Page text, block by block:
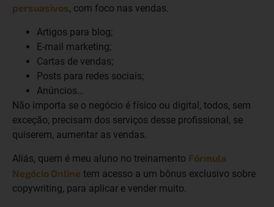
persuasivos, com foco nas vendas.
Artigos para blog;
E-mail marketing;
Cartas de vendas;
Posts para redes sociais;
Anúncios…
Não importa se o negócio é físico ou digital, todos, sem
exceção, precisam dos serviços desse profissional, se
quiserem, aumentar as vendas.
Aliás, quem é meu aluno no treinamento Fórmula
Negócio Online tem acesso a um bônus exclusivo sobre
copywriting, para aplicar e vender muito.